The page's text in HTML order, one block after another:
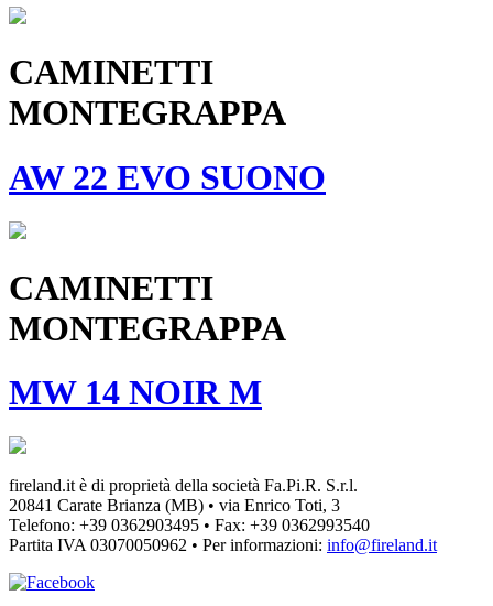
CAMINETTI
MONTEGRAPPA
AW 22 EVO SUONO
CAMINETTI
MONTEGRAPPA
MW 14 NOIR M
fireland.it è di proprietà della società Fa.Pi.R. S.r.l.
20841 Carate Brianza (MB) • via Enrico Toti, 3
Telefono: +39 0362903495 • Fax: +39 0362993540
Partita IVA03070050962 • Per informazioni: info@fireland.it